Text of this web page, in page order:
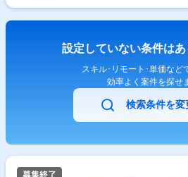
設定していない条件は
スキル･リモート･単価など
効率よく案件を探せ
検索条件を変